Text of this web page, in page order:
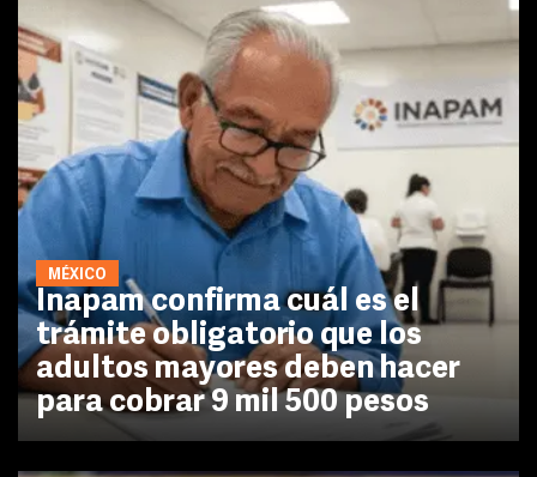
MÉXICO
Inapam confirma cuál es el
trámite obligatorio que los
adultos mayores deben hacer
para cobrar 9 mil 500 pesos